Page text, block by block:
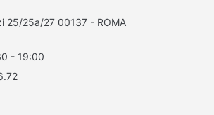
25/25a/27 00137 - ROMA
- 19:00